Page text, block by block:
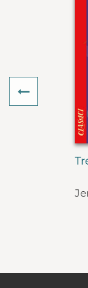
Previous